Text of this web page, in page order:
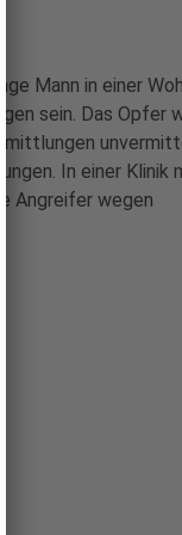
Mann in einer
sein. Das Opfer
In einer Klinik
Angreifer wegen